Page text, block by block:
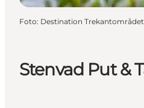
Stenvad Put &
Foto: Destination Trekantområdet